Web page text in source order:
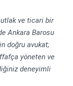
ve ticari bir
Ankara Barosu
doğru avukat;
yöneten ve
deneyimli